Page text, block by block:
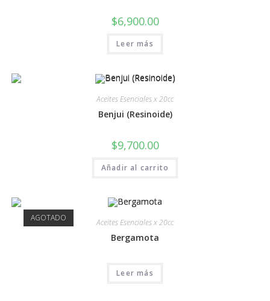
$6,900.00
Leer más
Aceites Esenciales x 20cc
Benjui (Resinoide)
$9,700.00
Añadir al carrito
AGOTADO Aceites Esenciales x 20cc
Bergamota
Leer más